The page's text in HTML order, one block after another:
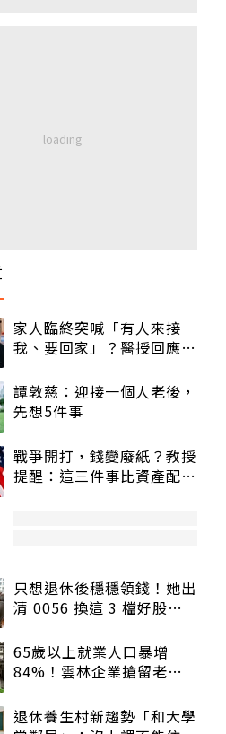
家人臨終突喊「有人來接
我、要回家」？醫授回應方
譚敦慈：迎接一個人老後，
先想5件事
戰爭開打，錢變廢紙？教授
提醒：這三件事比資產配置
只想退休後穩穩領錢！她出
清 0056 換這 3 檔好股：
65歲以上就業人口暴增
84%！雲林企業搶留老員
退休養生村新趨勢「和大學